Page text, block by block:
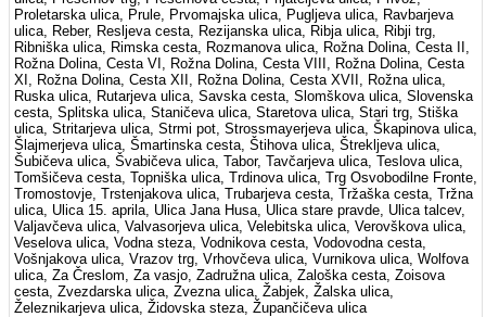
Proletarska ulica, Prule, Prvomajska ulica, Pugljeva ulica, Ravbarjeva
ulica, Reber, Resljeva cesta, Rezijanska ulica, Ribja ulica, Ribji trg,
Ribniška ulica, Rimska cesta, Rozmanova ulica, Rožna Dolina, Cesta II,
Rožna Dolina, Cesta VI, Rožna Dolina, Cesta VIII, Rožna Dolina, Cesta
XI, Rožna Dolina, Cesta XII, Rožna Dolina, Cesta XVII, Rožna ulica,
Ruska ulica, Rutarjeva ulica, Savska cesta, Slomškova ulica, Slovenska
cesta, Splitska ulica, Staničeva ulica, Staretova ulica, Stari trg, Stiška
ulica, Stritarjeva ulica, Strmi pot, Strossmayerjeva ulica, Škapinova ulica,
Šlajmerjeva ulica, Šmartinska cesta, Štihova ulica, Štrekljeva ulica,
Šubičeva ulica, Švabičeva ulica, Tabor, Tavčarjeva ulica, Teslova ulica,
Tomšičeva cesta, Topniška ulica, Trdinova ulica, Trg Osvobodilne Fronte,
Tromostovje, Trstenjakova ulica, Trubarjeva cesta, Tržaška cesta, Tržna
ulica, Ulica 15. aprila, Ulica Jana Husa, Ulica stare pravde, Ulica talcev,
Valjavčeva ulica, Valvasorjeva ulica, Velebitska ulica, Verovškova ulica,
Veselova ulica, Vodna steza, Vodnikova cesta, Vodovodna cesta,
Vošnjakova ulica, Vrazov trg, Vrhovčeva ulica, Vurnikova ulica, Wolfova
ulica, Za Čreslom, Za vasjo, Zadružna ulica, Zaloška cesta, Zoisova
cesta, Zvezdarska ulica, Zvezna ulica, Žabjek, Žalska ulica,
Železnikarjeva ulica, Židovska steza, Župančičeva ulica